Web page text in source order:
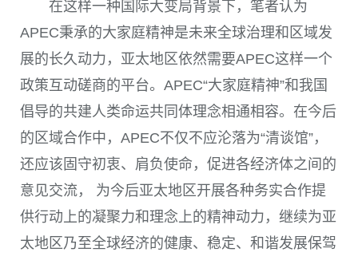
在这样一种国际大变局背景下，笔者认为
APEC秉承的大家庭精神是未来全球治理和区域发
展的长久动力，亚太地区依然需要APEC这样一个
政策互动磋商的平台。 APEC“大家庭精神”和我国
倡导的共建人类命运共同体理念相通相容。在今后
的区域合作中， APEC不仅不应沦落为“清谈馆”，
还应该固守初衷、肩负使命，促进各经济体之间的
意见交流， 为今后亚太地区开展各种务实合作提
供行动上的凝聚力和理念上的精神动力，继续为亚
太地区乃至全球经济的健康、稳定、和谐发展保驾